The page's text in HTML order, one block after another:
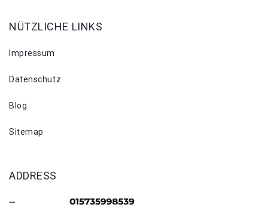
NÜTZLICHE LINKS
Impressum
Datenschutz
Blog
Sitemap
ADDRESS